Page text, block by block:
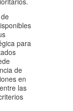
para
de
en
las